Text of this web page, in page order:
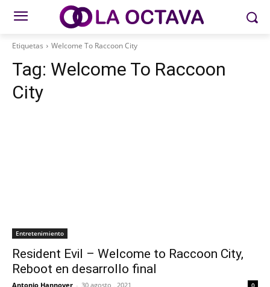
Etiquetas Welcome To Raccoon City
Tag: Welcome To Raccoon
City
Entretenimiento
Resident Evil – Welcome to Raccoon City,
Reboot en desarrollo final
Antonio Hannover - 30 agosto , 2021 0